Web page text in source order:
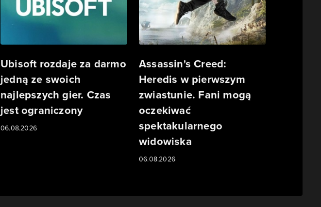
Ubisoft rozdaje za darmo
jedną ze swoich
najlepszych gier. Czas
jest ograniczony
06.08.2026
Assassin's Creed:
Heredis w pierwszym
zwiastunie. Fani mogą
oczekiwać
spektakularnego
widowiska
06.08.2026